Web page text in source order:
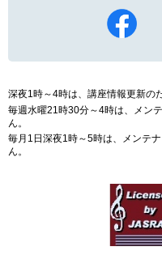
深夜1時～4時は、講座情報更新の
毎週水曜21時30分～4時は、メン
ん。
毎月1日深夜1時～5時は、メンテ
ん。